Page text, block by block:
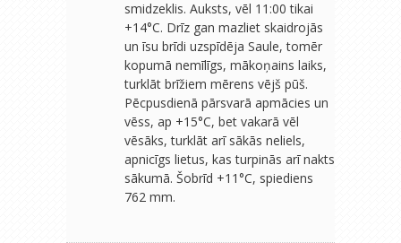
smidzeklis. Auksts, vēl 11:00 tikai
+14°C. Drīz gan mazliet skaidrojās
un īsu brīdi uzspīdēja Saule, tomēr
kopumā nemīlīgs, mākoņains laiks,
turklāt brīžiem mērens vējš pūš.
Pēcpusdienā pārsvarā apmācies un
vēss, ap +15°C, bet vakarā vēl
vēsāks, turklāt arī sākās neliels,
apnicīgs lietus, kas turpinās arī nakts
sākumā. Šobrīd +11°C, spiediens
762 mm.